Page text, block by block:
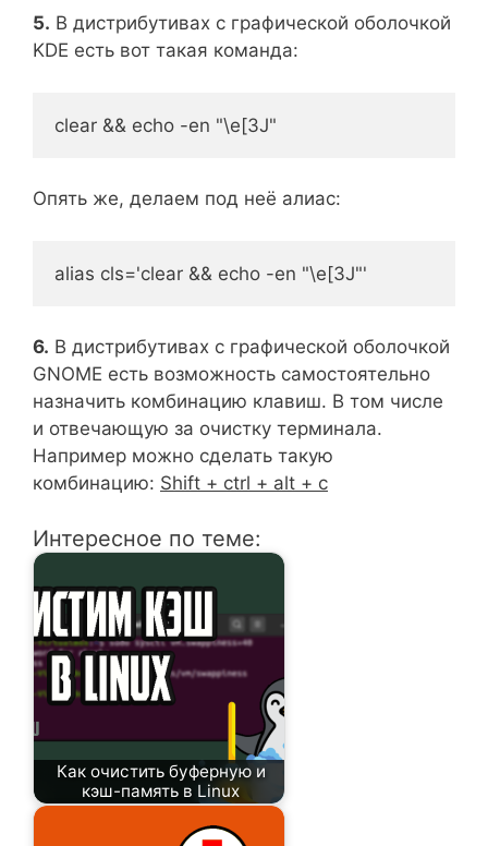
5. В дистрибутивах с графической оболочкой
KDE есть вот такая команда:
clear && echo -en "\e[3J"
Опять же, делаем под неё алиас:
alias cls='clear && echo -en "\e[3J"'
6. В дистрибутивах с графической оболочкой
GNOME есть возможность самостоятельно
назначить комбинацию клавиш. В том числе
и отвечающую за очистку терминала.
Например можно сделать такую
комбинацию: Shift + ctrl + alt + c
Интересное по теме:
Как очистить буферную и
кэш-память в Linux